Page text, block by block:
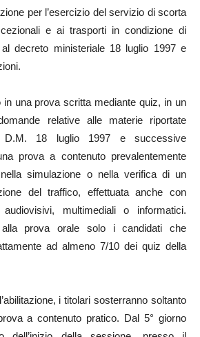
per l’esercizio del servizio di scorta
e ai trasporti in condizione di
decreto ministeriale 18 luglio 1997 e
una prova scritta mediante quiz, in un
relative alle materie riportate
D.M. 18 luglio 1997 e successive
prova a contenuto prevalentemente
simulazione o nella verifica di un
del traffico, effettuata anche con
multimediali o informatici.
alla prova orale solo i candidati che
ad almeno 7/10 dei quiz della
i titolari sosterranno soltanto
a contenuto pratico. Dal 5° giorno